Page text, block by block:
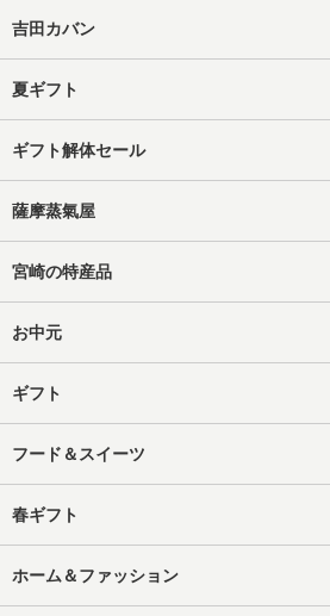
吉田カバン
夏ギフト
ギフト解体セール
薩摩蒸氣屋
宮崎の特産品
お中元
ギフト
フード＆スイーツ
春ギフト
ホーム＆ファッション